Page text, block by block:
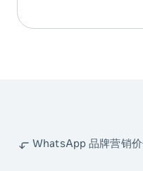
WhatsApp 品牌营销